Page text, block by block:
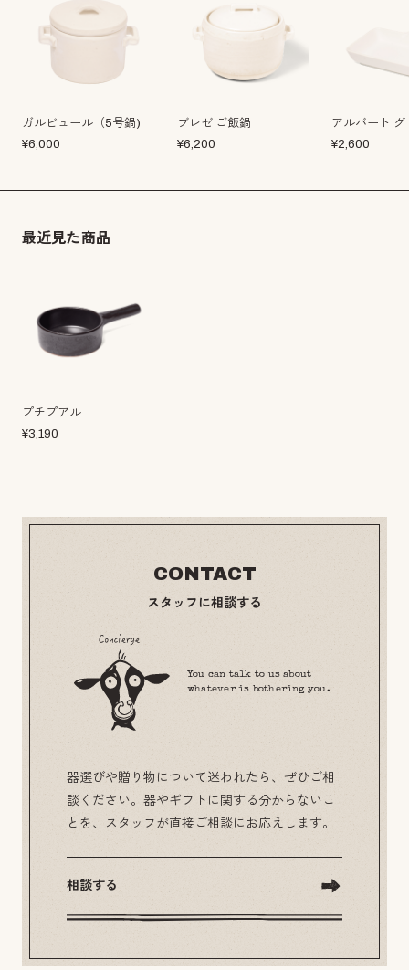
ガルビュール（5号鍋)
¥6,000
ブレゼ ご飯鍋
¥6,200
アルバート グ
¥2,600
最近見た商品
プチプアル
¥3,190
CONTACT
スタッフに相談する
You can talk to us about
whatever is bothering you.
器選びや贈り物について迷われたら、ぜひご相
談ください。器やギフトに関する分からないこ
とを、スタッフが直接ご相談にお応えします。
相談する